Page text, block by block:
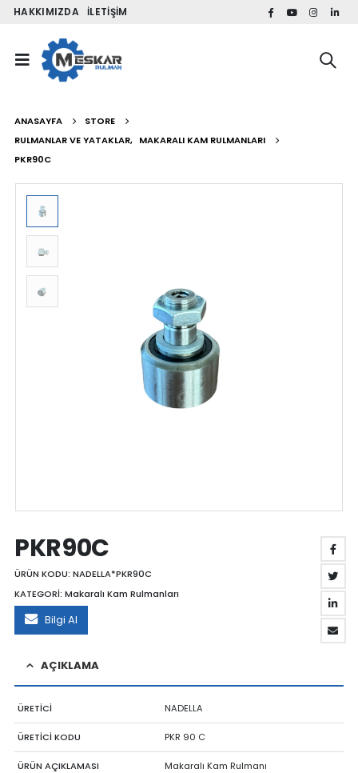
HAKKIMIZDA İLETIŞIM
ANASAYFA
STORE
RULMANLAR VE YATAKLAR, MAKARALI KAM RULMANLARI
PKR90C
PKR90C
ÜRÜN KODU: NADELLA*PKR90C
KATEGORİ: Makaralı Kam Rulmanları
Bilgi Al
AÇIKLAMA
ÜRETİCİ NADELLA
ÜRETİCİ KODU PKR 90 C
ÜRÜN AÇIKLAMASI Makaralı Kam Rulmanı